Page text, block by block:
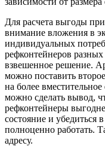
Для расчета выгоды
внимание вложения в
индивидуальных
рефконтейнеров
взвешенное решение.
можно поставить
на более
можно сделать вывод,
рефконтейнеры
состояние и убедиться
полноценно работать.
адресу.